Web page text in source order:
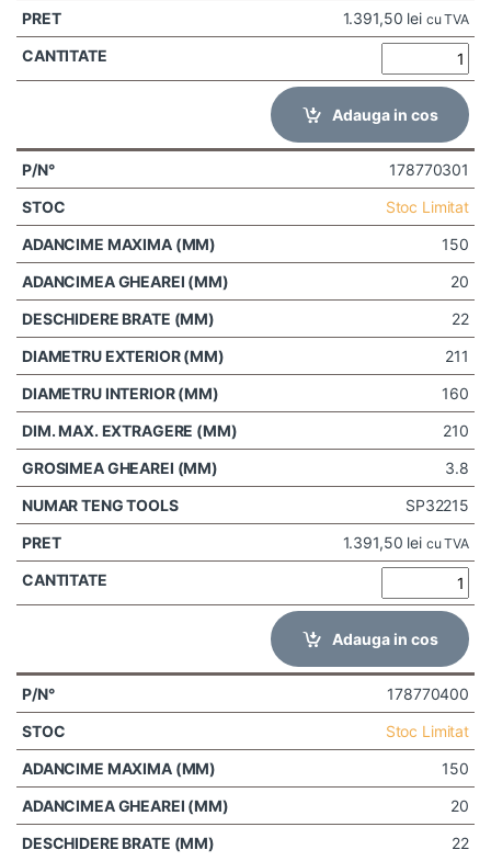
1.391,50 lei cu TVA
Adauga in cos
178770301
Stoc Limitat
150
20
22
211
160
210
3.8
SP32215
1.391,50 lei cu TVA
Adauga in cos
178770400
Stoc Limitat
150
20
22